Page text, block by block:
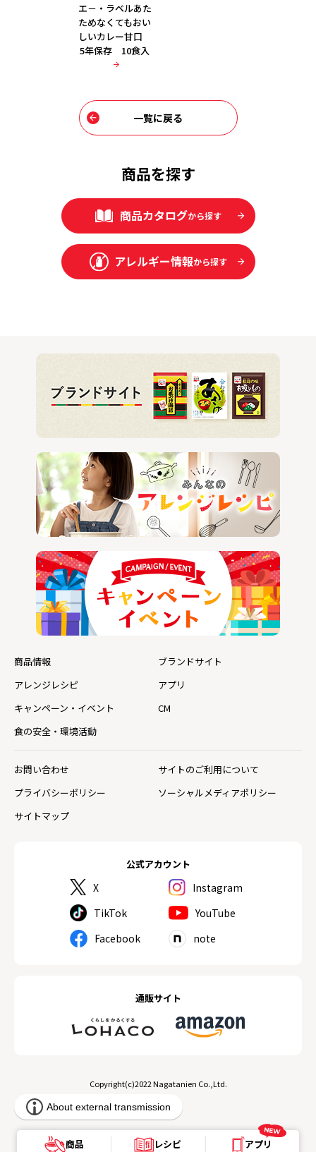
エ－・ラベルあた
ためなくてもおい
しいカレー甘口
5年保存 10食入
一覧に戻る
商品を探す
商品カタログから探す
アレルギー情報から探す
公式アカウント
X
Instagram
TikTok
YouTube
Facebook
note
通販サイト
商品情報
ブランドサイト
アレンジレシピ
アプリ
キャンペーン・イベント
CM
食の安全・環境活動
お問い合わせ
サイトのご利用について
プライバシーポリシー
ソーシャルメディアポリシー
サイトマップ
Copyright(c)2022 Nagatanien Co.,Ltd.
商品 レシピ アプリ